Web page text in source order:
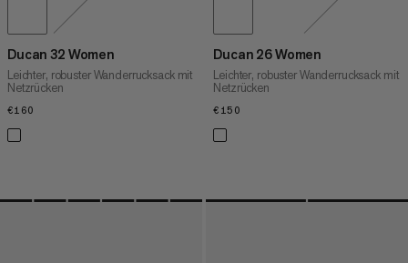
Ducan 32 Women
Leichter, robuster Wanderrucksack mit
Netzrücken
€160
Ducan 26 Women
Leichter, robuster Wanderrucksack mit
Netzrücken
€150